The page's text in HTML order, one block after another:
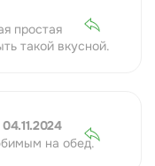
простая
такой вкусной.
04.11.2024
на обед.